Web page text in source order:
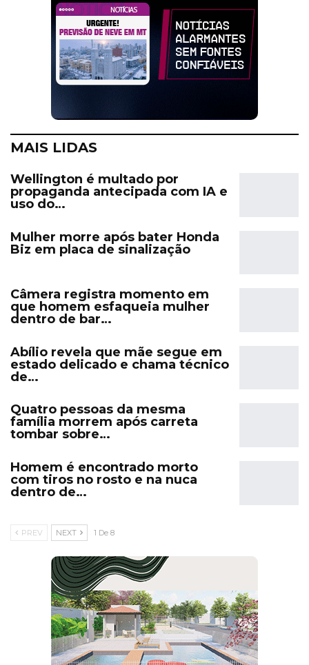
MAIS LIDAS
Wellington é multado por
propaganda antecipada com IA e
uso do…
Mulher morre após bater Honda
Biz em placa de sinalização
Câmera registra momento em
que homem esfaqueia mulher
dentro de bar…
Abílio revela que mãe segue em
estado delicado e chama técnico
de…
Quatro pessoas da mesma
família morrem após carreta
tombar sobre…
Homem é encontrado morto
com tiros no rosto e na nuca
dentro de…
PREV NEXT 1 De 8